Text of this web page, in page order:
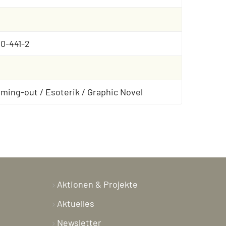
441-2
out / Esoterik / Graphic Novel
Aktionen & Projekte
Aktuelles
Newsletter